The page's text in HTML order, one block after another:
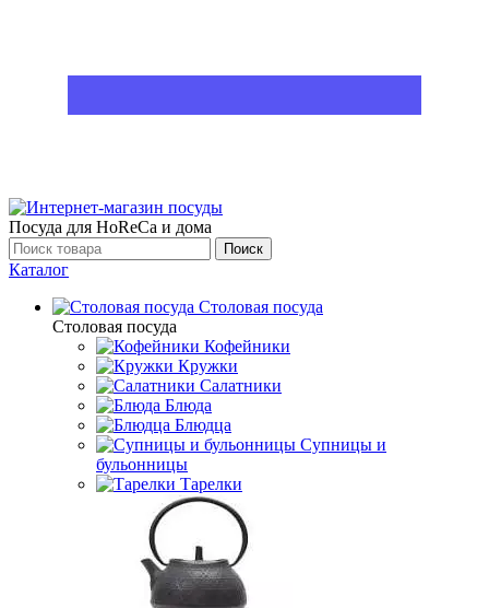
Посуда для HoReCa и дома
Поиск
Каталог
Столовая посуда
Столовая посуда
Кофейники
Кружки
Салатники
Блюда
Блюдца
Супницы и
бульонницы
Тарелки